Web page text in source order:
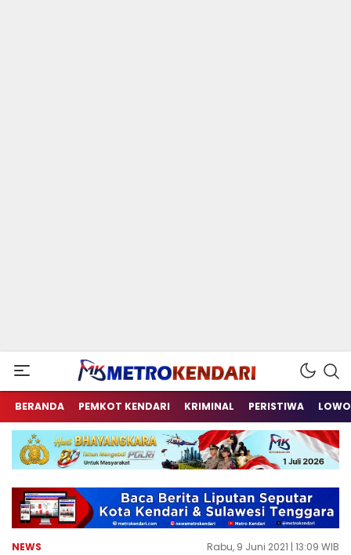
metrokendari
Berita Terkini Sulawesi Tenggara
BERANDA PEMKOT KENDARI KRIMINAL PERISTIWA
NEWS Rabu, 9 Juni 2021 | 13:09 WIB